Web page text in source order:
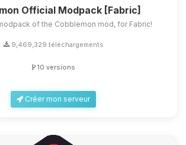
Official Modpack [Fabric]
of the Cobblemon mod, for Fabric!
9,469,329 téléchargements
10 versions
Créer mon serveur